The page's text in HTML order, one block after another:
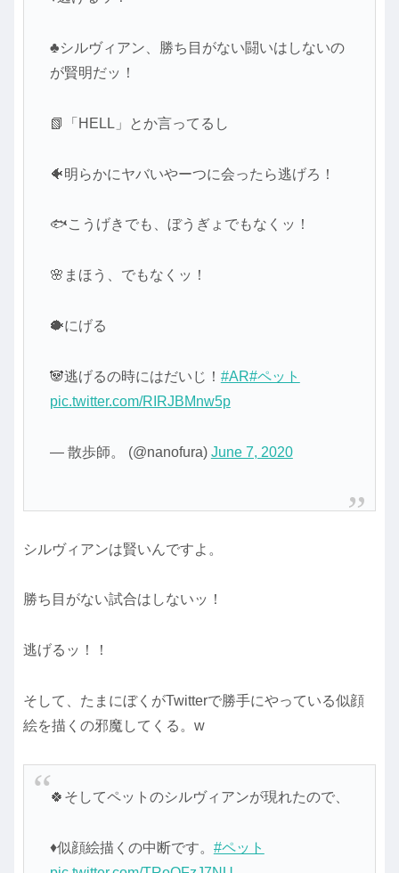
♣シルヴィアン、勝ち目がない闘いはしないの
が賢明だッ！
📗「HELL」とか言ってるし
🐠明らかにヤバいやーつに会ったら逃げろ！
🐟こうげきでも、ぼうぎょでもなくッ！
🌸まほう、でもなくッ！
🐡にげる
🐼逃げるの時にはだいじ！ #AR#ペット
pic.twitter.com/RIRJBMnw5p
— 散歩師。 (@nanofura) June 7, 2020
シルヴィアンは賢いんですよ。
勝ち目がない試合はしないッ！
逃げるッ！！
そして、たまにぼくがTwitterで勝手にやっている似顔
絵を描くの邪魔してくる。w
🍀そしてペットのシルヴィアンが現れたので、
♦似顔絵描くの中断です。 #ペット